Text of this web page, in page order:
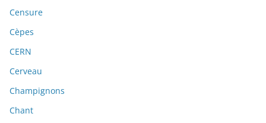
Censure
Cèpes
CERN
Cerveau
Champignons
Chant